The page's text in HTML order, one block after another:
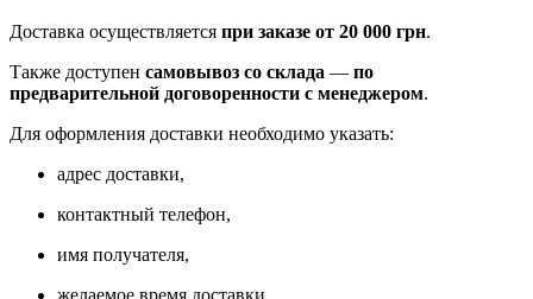
Доставка осуществляется при заказе от 20 000 грн.
Также доступен самовывоз со склада — по
предварительной договоренности с менеджером.
Для оформления доставки необходимо указать:
адрес доставки,
контактный телефон,
имя получателя,
желаемое время доставки.